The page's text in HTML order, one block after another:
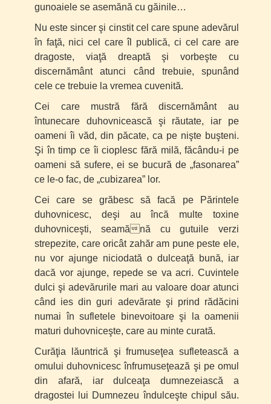
gunoaiele se asemănă cu găinile…
Nu este sincer şi cinstit cel care spune adevărul
în faţă, nici cel care îl publică, ci cel care are
dragoste, viaţă dreaptă şi vorbeşte cu
discernământ atunci când trebuie, spunând
cele ce trebuie la vremea cuvenită.
Cei care mustră fără discernământ au
întunecare duhovnicească şi răutate, iar pe
oameni îi văd, din păcate, ca pe nişte buşteni.
Şi în timp ce îi cioplesc fără milă, făcându-i pe
oameni să sufere, ei se bucură de „fasonarea”
ce le-o fac, de „cubizarea” lor.
Cei care se grăbesc să facă pe Părintele
duhovnicesc, deşi au încă multe toxine
duhovniceşti, seamănă cu gutuile verzi
strepezite, care oricât zahăr am pune peste ele,
nu vor ajunge niciodată o dulceaţă bună, iar
dacă vor ajunge, repede se va acri. Cuvintele
dulci şi adevărurile mari au valoare doar atunci
când ies din guri adevărate şi prind rădăcini
numai în sufletele binevoitoare şi la oamenii
maturi duhovniceşte, care au minte curată.
Curăţia lăuntrică şi frumuseţea sufletească a
omului duhovnicesc înfrumuseţează şi pe omul
din afară, iar dulceaţa dumnezeiască a
dragostei lui Dumnezeu îndulceşte chipul său.